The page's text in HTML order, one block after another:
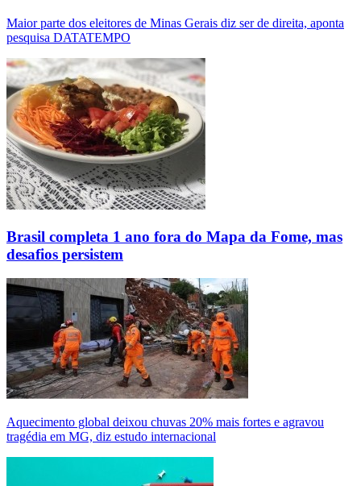
Maior parte dos eleitores de Minas Gerais diz ser de direita, aponta
pesquisa DATATEMPO
Brasil completa 1 ano fora do Mapa da Fome, mas
desafios persistem
Aquecimento global deixou chuvas 20% mais fortes e agravou
tragédia em MG, diz estudo internacional